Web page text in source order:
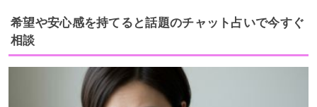
希望や安心感を持てると話題のチャット占いで今すぐ
相談